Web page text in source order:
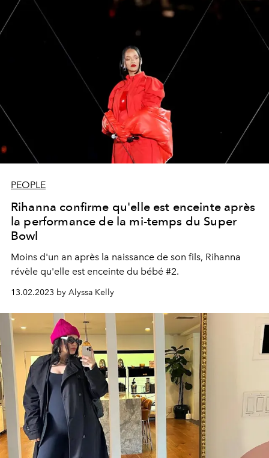
PEOPLE
Rihanna confirme qu'elle est enceinte après
la performance de la mi-temps du Super
Bowl
Moins d'un an après la naissance de son fils, Rihanna
révèle qu'elle est enceinte du bébé #2.
13.02.2023 by Alyssa Kelly